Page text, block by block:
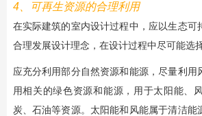
4、可再生资源的合理利用
在实际建筑的室内设计过程中，应以生态可
合理发展设计理念，在设计过程中尽可能选
应充分利用部分自然资源和能源，尽量利用
用相关的绿色资源和能源，用于太阳能、
炭、石油等资源。太阳能和风能属于清洁能